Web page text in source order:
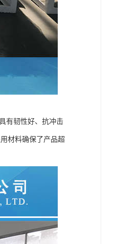
有韧性好、抗冲击
材料确保了产品超